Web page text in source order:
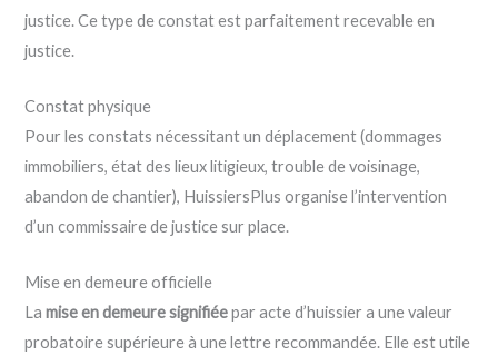
justice. Ce type de constat est parfaitement recevable en
justice.
Constat physique
Pour les constats nécessitant un déplacement (dommages
immobiliers, état des lieux litigieux, trouble de voisinage,
abandon de chantier), HuissiersPlus organise l’intervention
d’un commissaire de justice sur place.
Mise en demeure officielle
Lamise en demeure signifiéepar acte d’huissier a une valeur
probatoire supérieure à une lettre recommandée. Elle est utile